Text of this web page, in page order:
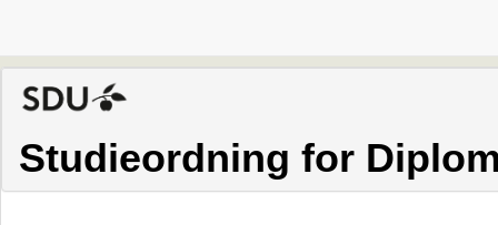
Studieordning for